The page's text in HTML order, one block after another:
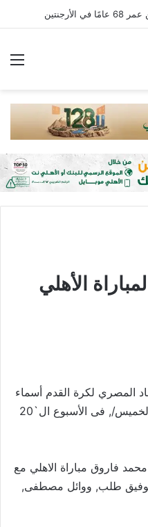
الأهلي
المصري لكرة القدم أسماء
حكام المباريات التى ستقام غدا /الخميس/, فى الأسبوع ال`20
فاروق مباراة الاهلي مع
توفيق طلب, ووائل مصطفى,